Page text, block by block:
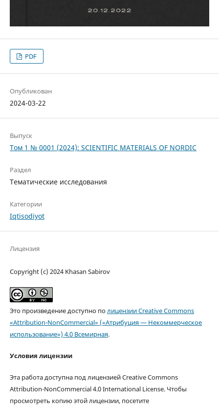
PDF
Опубликован
2024-03-22
Выпуск
Том 1 № 0001 (2024): SCIENTIFIC MATERIALS OF NORDIC
Раздел
Тематические исследования
Категории
Iqtisodiyot
Лицензия
Copyright (c) 2024 Khasan Sabirov
Это произведение доступно полицензии Creative Commons
«Attribution-NonCommercial» («Атрибуция — Некоммерческое
использование») 4.0 Всемирная.
Условия лицензии
Эта работа доступна под лицензией Creative Commons
Attribution-NonCommercial 4.0 International License. Чтобы
просмотреть копию этой лицензии, посетите